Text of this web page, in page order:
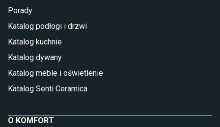
Porady
Katalog podłogi i drzwi
Katalog kuchnie
Katalog dywany
Katalog meble i oświetlenie
Katalog Senti Ceramica
O KOMFORT